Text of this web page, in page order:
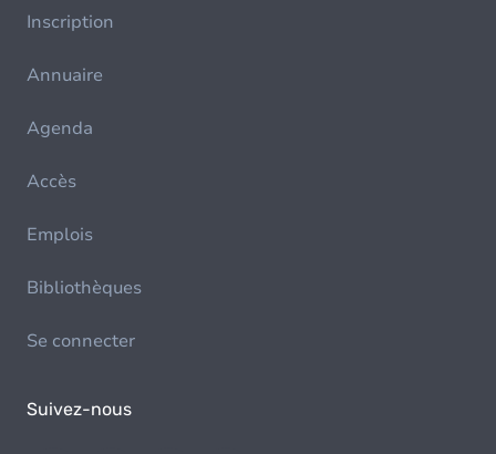
Inscription
Annuaire
Agenda
Accès
Emplois
Bibliothèques
Se connecter
Suivez-nous